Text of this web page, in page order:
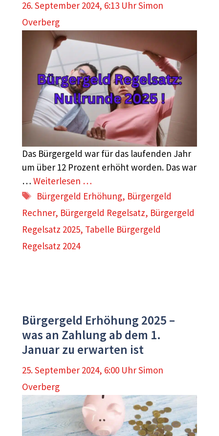
26. September 2024, 6:13 UhrSimon
Overberg
Das Bürgergeld war für das laufenden Jahr
um über 12 Prozent erhöht worden. Das war
… Weiterlesen …
Schlagwörter
Bürgergeld Erhöhung, Bürgergeld
Rechner, Bürgergeld Regelsatz, Bürgergeld
Regelsatz 2025, Tabelle Bürgergeld
Regelsatz 2024
Bürgergeld Erhöhung 2025 –
was an Zahlung ab dem 1.
Januar zu erwarten ist
25. September 2024, 6:00 UhrSimon
Overberg